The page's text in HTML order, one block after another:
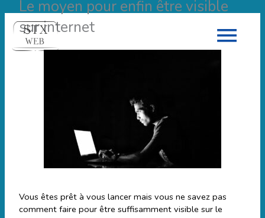
Le moyen pour enfin être visible
sur internet
Vous êtes prêt à vous lancer mais vous ne savez pas
comment faire pour être suffisamment visible sur le